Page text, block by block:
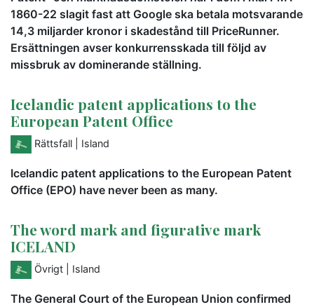
1860-22 slagit fast att Google ska betala motsvarande
14,3 miljarder kronor i skadestånd till PriceRunner.
Ersättningen avser konkurrensskada till följd av
missbruk av dominerande ställning.
Icelandic patent applications to the
European Patent Office
Rättsfall | Island
Icelandic patent applications to the European Patent
Office (EPO) have never been as many.
The word mark and figurative mark
ICELAND
Övrigt | Island
The General Court of the European Union confirmed